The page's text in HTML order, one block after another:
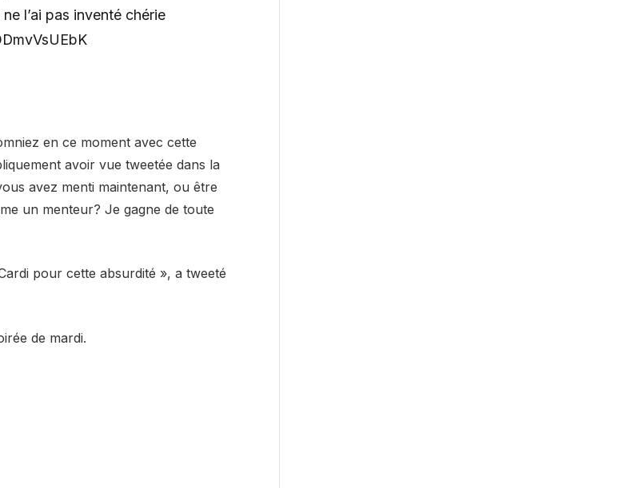
l’ai pas inventé chérie
en ce moment avec cette
avoir vue tweetée dans la
avez menti maintenant, ou être
un menteur? Je gagne de toute
pour cette absurdité », a tweeté
de mardi.